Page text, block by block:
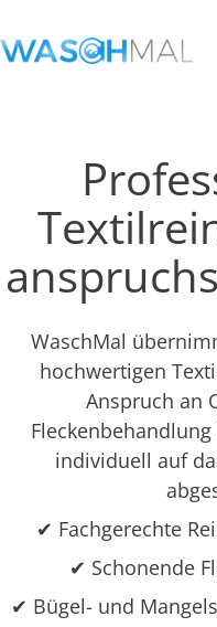
WaschMal
hochwertigen
Anspruch an
individuell auf
✔ Fachgerechte
✔ Schonende
✔ Bügel- und